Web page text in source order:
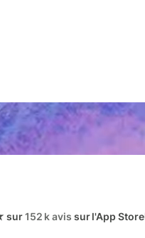
sur152 k avis sur l'App Store